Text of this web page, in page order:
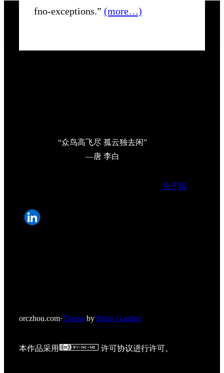
fno-exceptions.” (more…)
“众鸟高飞尽 孤云独去闲”
—唐 李白
关于我
orczhou.com·Theme by Brian Gardner
本作品采用 许可协议进行许可。